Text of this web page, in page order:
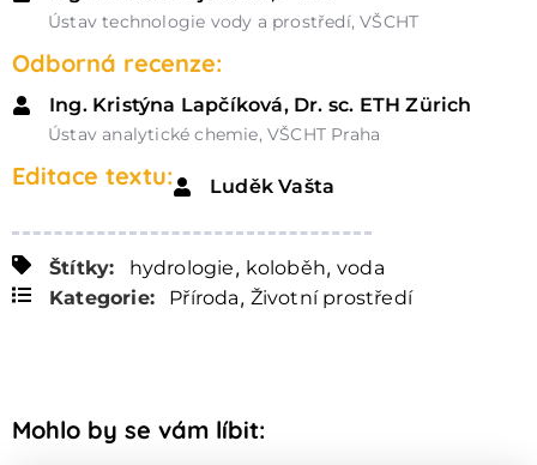
Ústav technologie vody a prostředí, VŠCHT
Odborná recenze:
Ing. Kristýna Lapčíková, Dr. sc. ETH Zürich
Ústav analytické chemie, VŠCHT Praha
Editace textu: Luděk Vašta
Štítky: hydrologie, koloběh, voda
Kategorie:
Příroda, Životní prostředí
Mohlo by se vám líbit: